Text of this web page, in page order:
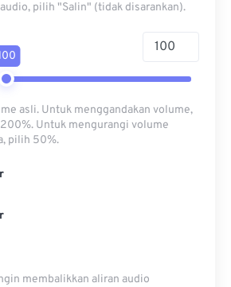
pilih "Salin" (tidak disarankan).
asli. Untuk menggandakan volume,
Untuk mengurangi volume
pilih 50%.
membalikkan aliran audio